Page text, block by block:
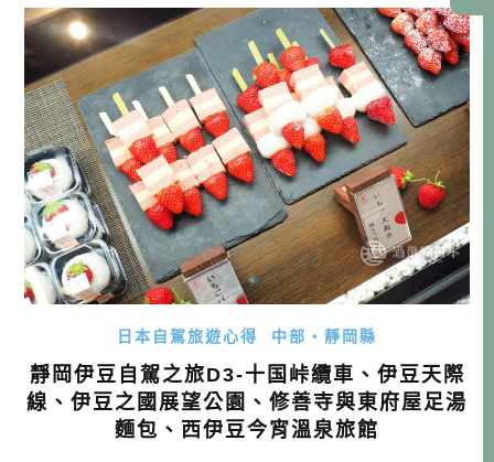
づ→住宿 DAY2 →NISSAN租車→ひもの和助→びゅうお→
魚河 […]…
日本自駕旅遊心得 中部・靜岡縣
靜岡伊豆自駕之旅D3-十国峠纜車、伊豆天際
線、伊豆之國展望公園、修善寺與東府屋足湯
麵包、西伊豆今宵溫泉旅館